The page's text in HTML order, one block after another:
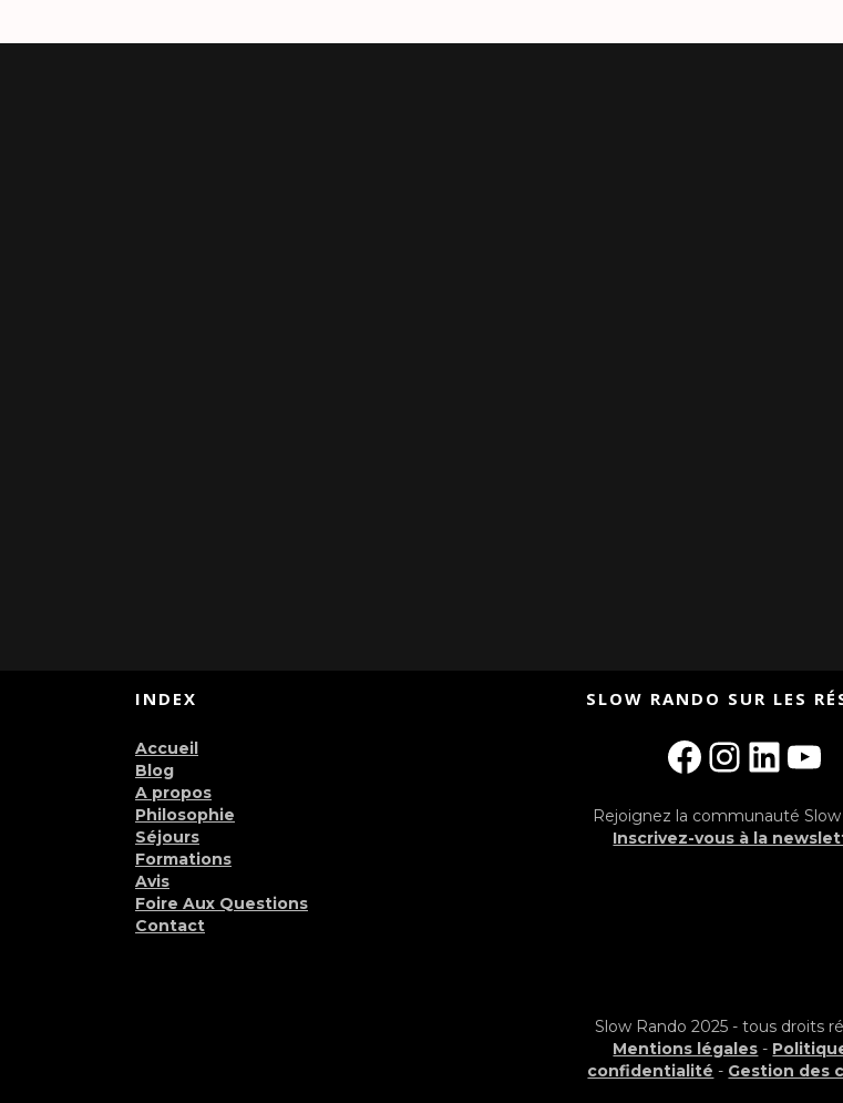
INDEX
Accueil
Blog
A propos
Philosophie
Séjours
Formations
Avis
Foire Aux Questions
Contact
SLOW RANDO SUR LES
Facebook
Rejoignez la communauté
Inscrivez-vous à la
Slow Rando 2025 - tous droits
Mentions légales -
confidentialité - Gestion des